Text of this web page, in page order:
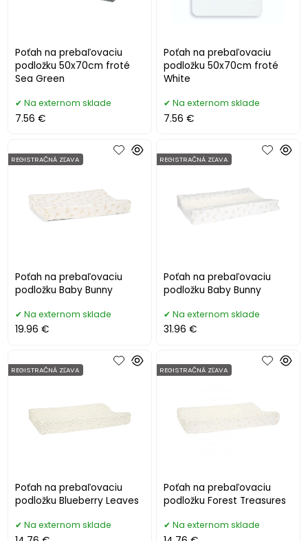
Poťah na prebaľovaciu
podložku 50x70cm froté
Sea Green
Na externom sklade
7.56 €
Poťah na prebaľovaciu
podložku 50x70cm froté
White
Na externom sklade
7.56 €
Poťah na prebaľovaciu
podložku Baby Bunny
REGISTRAČNÁ ZĽAVA
Na externom sklade
19.96 €
Poťah na prebaľovaciu
podložku Baby Bunny
REGISTRAČNÁ ZĽAVA
Na externom sklade
31.96 €
Poťah na prebaľovaciu
podložku Blueberry Leaves
REGISTRAČNÁ ZĽAVA
Na externom sklade
Poťah na prebaľovaciu
podložku Forest Treasures
REGISTRAČNÁ ZĽAVA
Na externom sklade